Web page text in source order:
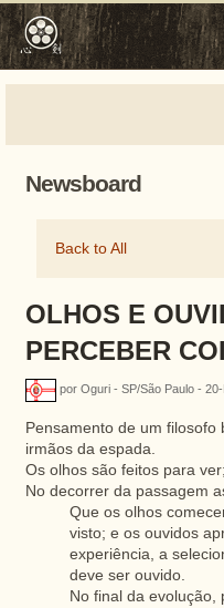
Newsboard
Back to All
OLHOS E
PERCEBER
por Oguri - SP/São Paulo -
Pensamento de um
irmãos da espada.
Os olhos são feitos para
No decorrer da passagem
Que os olhos
visto; e os ouvidos
experiência, a
deve ser ouvido.
No final da